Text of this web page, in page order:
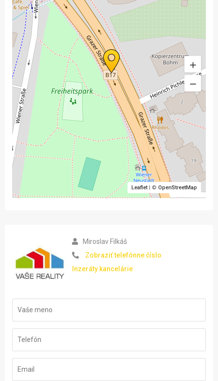
Leaflet| © OpenStreetMap
Miroslav Filkáš
Zobraziť telefónne číslo
Inzeráty kancelárie